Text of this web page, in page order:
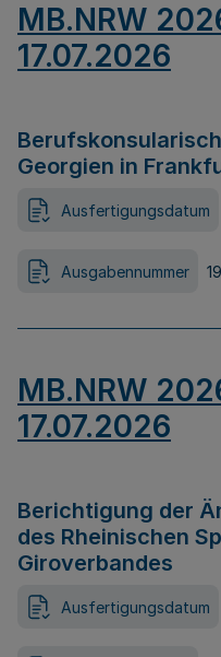
MB.NRW
17.07.2026
Georgien in
Ausfertigungsdatum
Ausgabennummer
MB.NRW
17.07.2026
Berichtigung der
des Rheinischen
Giroverbandes
Ausfertigungsdatum